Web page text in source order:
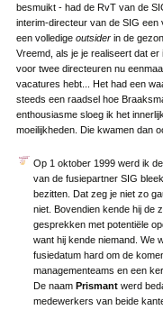
besmuikt - had de RvT van de
interim-directeur van de SIG een
een volledige outsiderin de
Vreemd, als je je realiseert dat
voor twee directeuren nu
vacatures hebt... Het had een
steeds een raadsel hoe
enthousiasme sloeg ik het
moeilijkheden. Die kwamen dan
Op 1 oktober 1999 werd ik
van de fusiepartner SIG
bezitten. Dat zeg je niet zo
niet. Bovendien kende hij de
gesprekken met potentiële
want hij kende niemand. We
fusiedatum hard om de
managementeams en een
De naam Prismantwerd
medewerkers van beide